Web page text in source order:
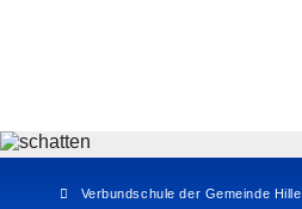
Verbundschule der Gemeinde Hille